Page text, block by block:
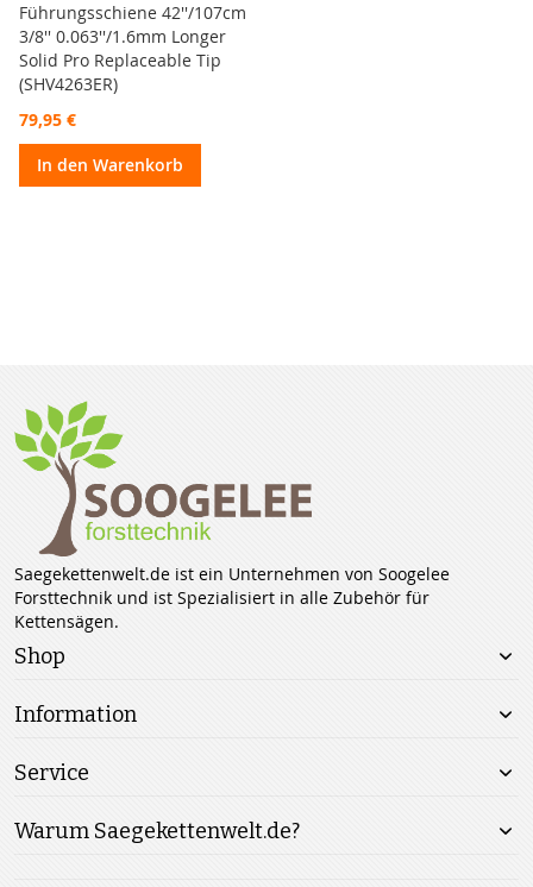
Führungsschiene 42''/107cm
3/8'' 0.063''/1.6mm Longer
Solid Pro Replaceable Tip
(SHV4263ER)
79,95 €
In den Warenkorb
Saegekettenwelt.de ist ein Unternehmen von Soogelee
Forsttechnik und ist Spezialisiert in alle Zubehör für
Kettensägen.
Shop
Information
Service
Warum Saegekettenwelt.de?